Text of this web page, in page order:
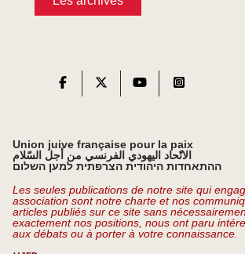
Union juive française pour la paix
الاتّحاد اليهودي الفرنسي من أجل السّلام
ההתאחדות היהודית הצרפתית למען השלום
Les seules publications de notre site qui
association sont notre charte et nos
articles publiés sur ce site sans
exactement nos positions, nous ont paru
aux débats ou à porter à votre connaissance.